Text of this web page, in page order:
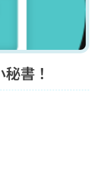
書！